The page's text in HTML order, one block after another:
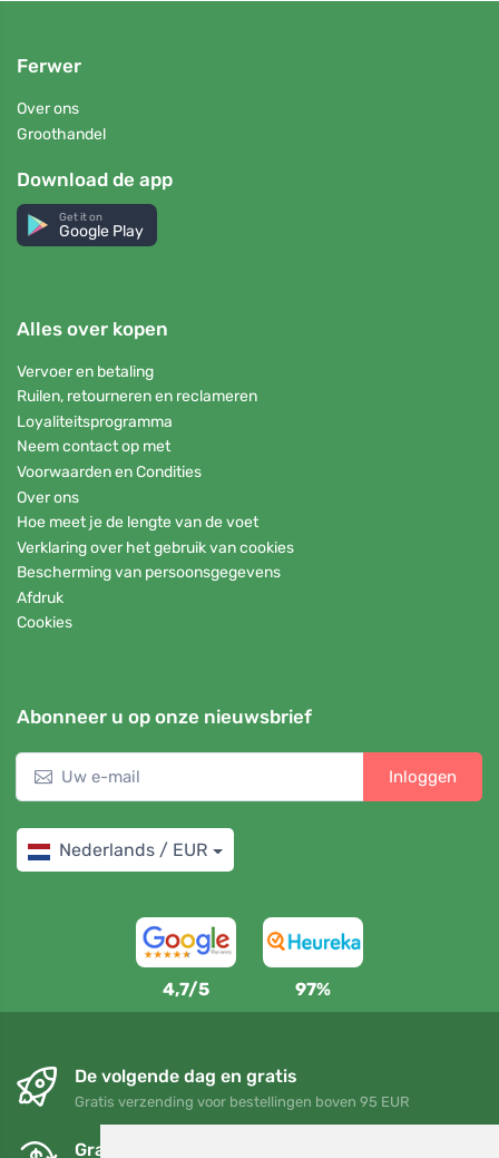
Ferwer
Over ons
Groothandel
Download de app
Get it on
Google Play
Alles over kopen
Vervoer en betaling
Ruilen, retourneren en reclameren
Loyaliteitsprogramma
Neem contact op met
Voorwaarden en Condities
Over ons
Hoe meet je de lengte van de voet
Verklaring over het gebruik van cookies
Bescherming van persoonsgegevens
Afdruk
Cookies
Abonneer u op onze nieuwsbrief
Inloggen
Nederlands / EUR
4,7/5 97%
De volgende dag en gratis
Gratis verzending voor bestellingen boven 95 EUR
Gratis ruilen en retourneren